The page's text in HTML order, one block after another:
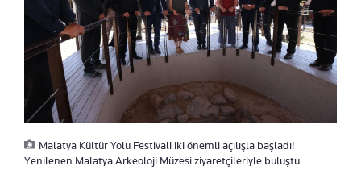
Malatya Kültür Yolu Festivali iki önemli açılışla başladı!
Yenilenen Malatya Arkeoloji Müzesi ziyaretçileriyle buluştu